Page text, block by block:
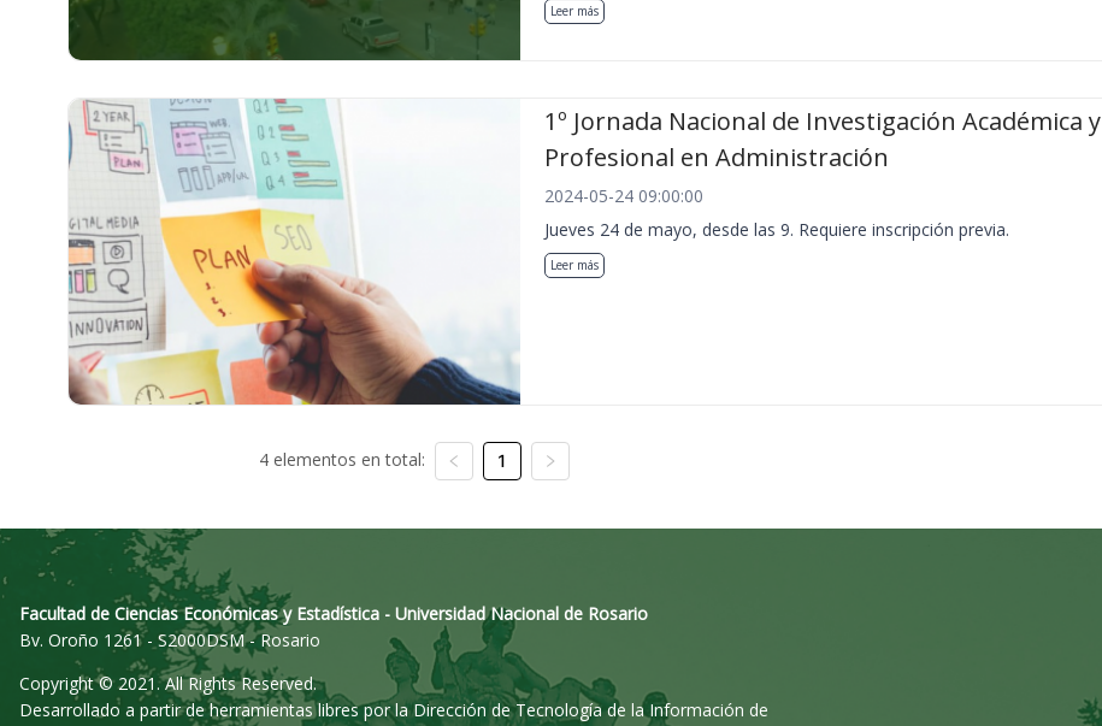
Leer más
1º Jornada Nacional de Investigación Académica y
Profesional en Administración
2024-05-24 09:00:00
Jueves 24 de mayo, desde las 9. Requiere inscripción previa.
Leer más
4 elementos en total: 1
Facultad de Ciencias Económicas y Estadística - Universidad Nacional de Rosario
Bv. Oroño 1261 - S2000DSM - Rosario
Copyright © 2021. All Rights Reserved.
Desarrollado a partir de herramientas libres por la Dirección de Tecnología de la Información de